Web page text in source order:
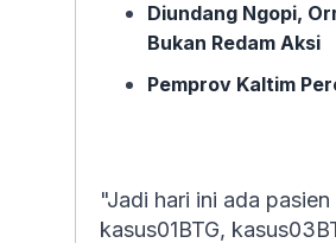
Diundang Ngopi,
Bukan Redam Aksi
Pemprov Kaltim
"Jadi hari ini ada
kasus01BTG,